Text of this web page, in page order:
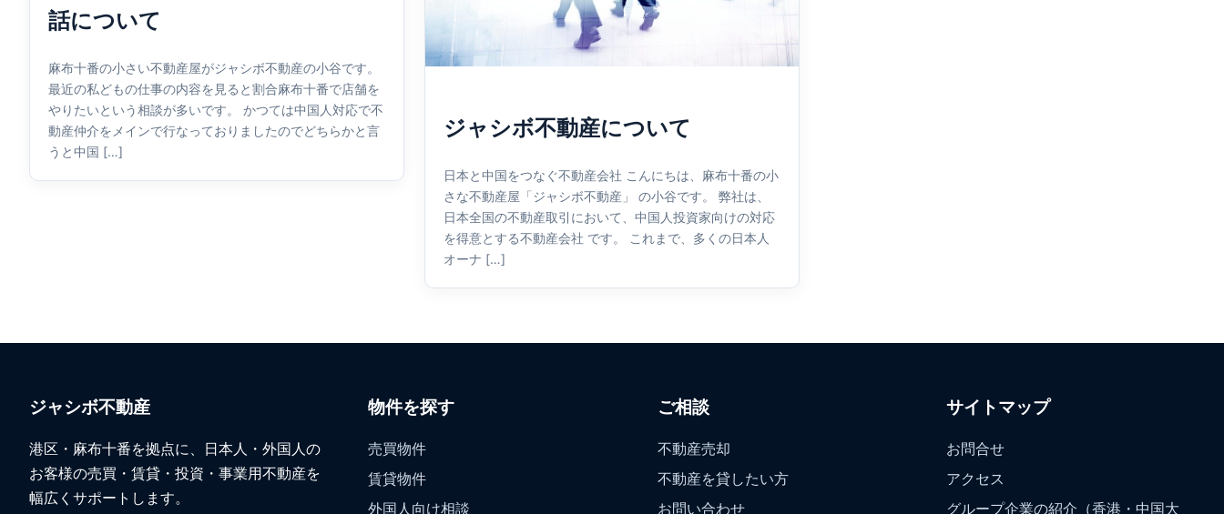
話について
麻布十番の小さい不動産屋がジャシボ不動産の小谷です。
最近の私どもの仕事の内容を見ると割合麻布十番で店舗を
やりたいという相談が多いです。 かつては中国人対応で不
動産仲介をメインで行なっておりましたのでどちらかと言
うと中国 […]
ジャシボ不動産について
日本と中国をつなぐ不動産会社 こんにちは、麻布十番の小
さな不動産屋「ジャシボ不動産」 の小谷です。 弊社は、
日本全国の不動産取引において、中国人投資家向けの対応
を得意とする不動産会社 です。 これまで、多くの日本人
オーナ […]
ジャシボ不動産
港区・麻布十番を拠点に、日本人・外国人の
お客様の売買・賃貸・投資・事業用不動産を
幅広くサポートします。
物件を探す
売買物件
賃貸物件
外国人向け相談
ご相談
不動産売却
不動産を貸したい方
お問い合わせ
サイトマップ
お問合せ
アクセス
グループ企業の紹介（香港・中国大